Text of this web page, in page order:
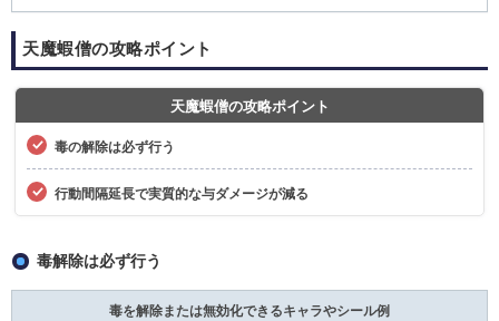
天魔蝦僧の攻略ポイント
天魔蝦僧の攻略ポイント
毒の解除は必ず行う
行動間隔延長で実質的な与ダメージが減る
毒解除は必ず行う
毒を解除または無効化できるキャラやシール例